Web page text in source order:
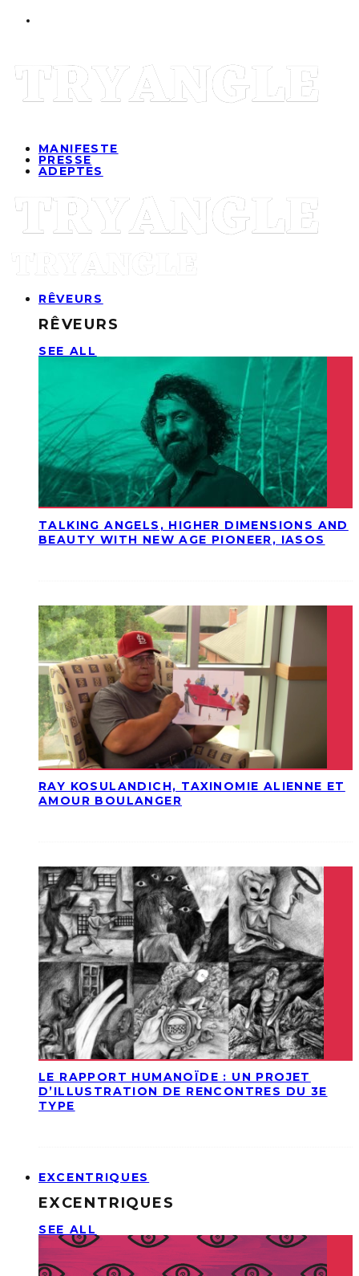
MANIFESTE
PRESSE
ADEPTES
RÊVEURS
RÊVEURS
SEE ALL
TALKING ANGELS, HIGHER DIMENSIONS AND
BEAUTY WITH NEW AGE PIONEER, IASOS
RAY KOSULANDICH, TAXINOMIE ALIENNE ET
AMOUR BOULANGER
LE RAPPORT HUMANOÏDE : UN PROJET
D’ILLUSTRATION DE RENCONTRES DU 3E
TYPE
EXCENTRIQUES
EXCENTRIQUES
SEE ALL